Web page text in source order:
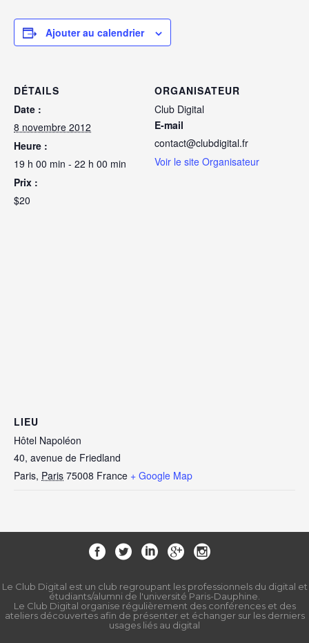
Ajouter au calendrier
DÉTAILS
Date :
8 novembre 2012
Heure :
19 h 00 min - 22 h 00 min
Prix :
$20
ORGANISATEUR
Club Digital
E-mail
contact@clubdigital.fr
Voir le site Organisateur
LIEU
Hôtel Napoléon
40, avenue de Friedland
Paris, Paris 75008 France + Google Map
Le Club Digital est un club regroupant les professionnels du digital et
étudiants/alumni de l'université Paris-Dauphine.
Le Club Digital organise régulièrement des conférences et des
ateliers découvertes afin de présenter et échanger sur les derniers
usages liés au digital